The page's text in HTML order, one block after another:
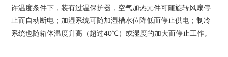
许温度条件下，装有过温保护器，空气加热元件可随旋转风扇停
止而自动断电；加湿系统可随加湿槽水位降低而停止供电；制冷
系统也随箱体温度升高（超过40℃）或湿度的加大而停止工作。